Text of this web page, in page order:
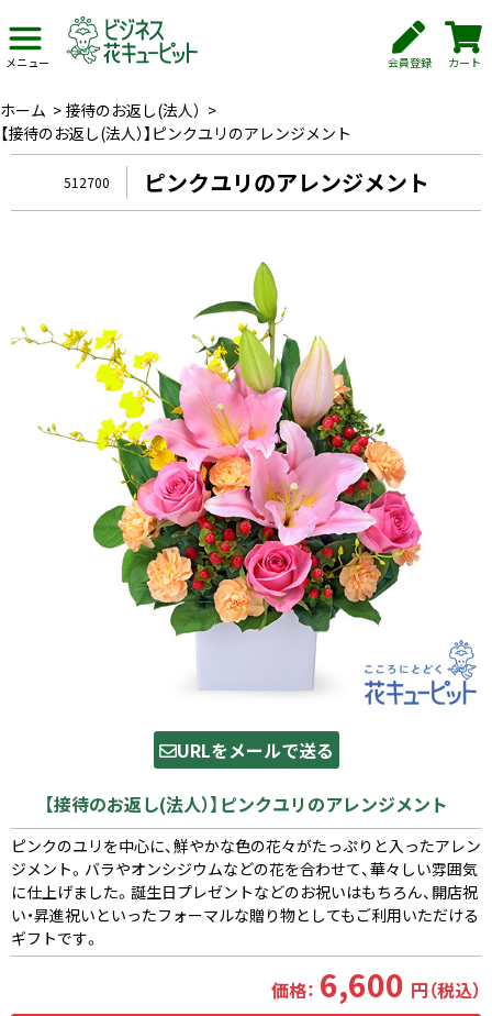
メニュー 会員登録 カート
ホーム > 接待のお返し(法人） >
【接待のお返し(法人）】ピンクユリのアレンジメント
512700 ピンクユリのアレンジメント
URLをメールで送る
【接待のお返し(法人）】ピンクユリのアレンジメント
ピンクのユリを中心に、鮮やかな色の花々がたっぷりと入ったアレン
ジメント。バラやオンシジウムなどの花を合わせて、華々しい雰囲気
に仕上げました。誕生日プレゼントなどのお祝いはもちろん、開店祝
い・昇進祝いといったフォーマルな贈り物としてもご利用いただける
ギフトです。
価格： 6,600 円（税込）